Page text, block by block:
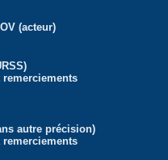
(acteur)
autre précision)